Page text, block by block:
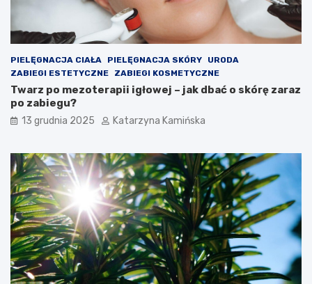
a
c
h
r
t
o
s
p
o
ż
y
a
ć
PIELĘGNACJA CIAŁA PIELĘGNACJA SKÓRY
URODA
ZABIEGI ESTETYCZNE
ZABIEGI KOSMETYCZNE
Twarz po mezoterapii igłowej – jak dbać o skórę zaraz
po zabiegu?
13 grudnia 2025 Katarzyna Kamińska